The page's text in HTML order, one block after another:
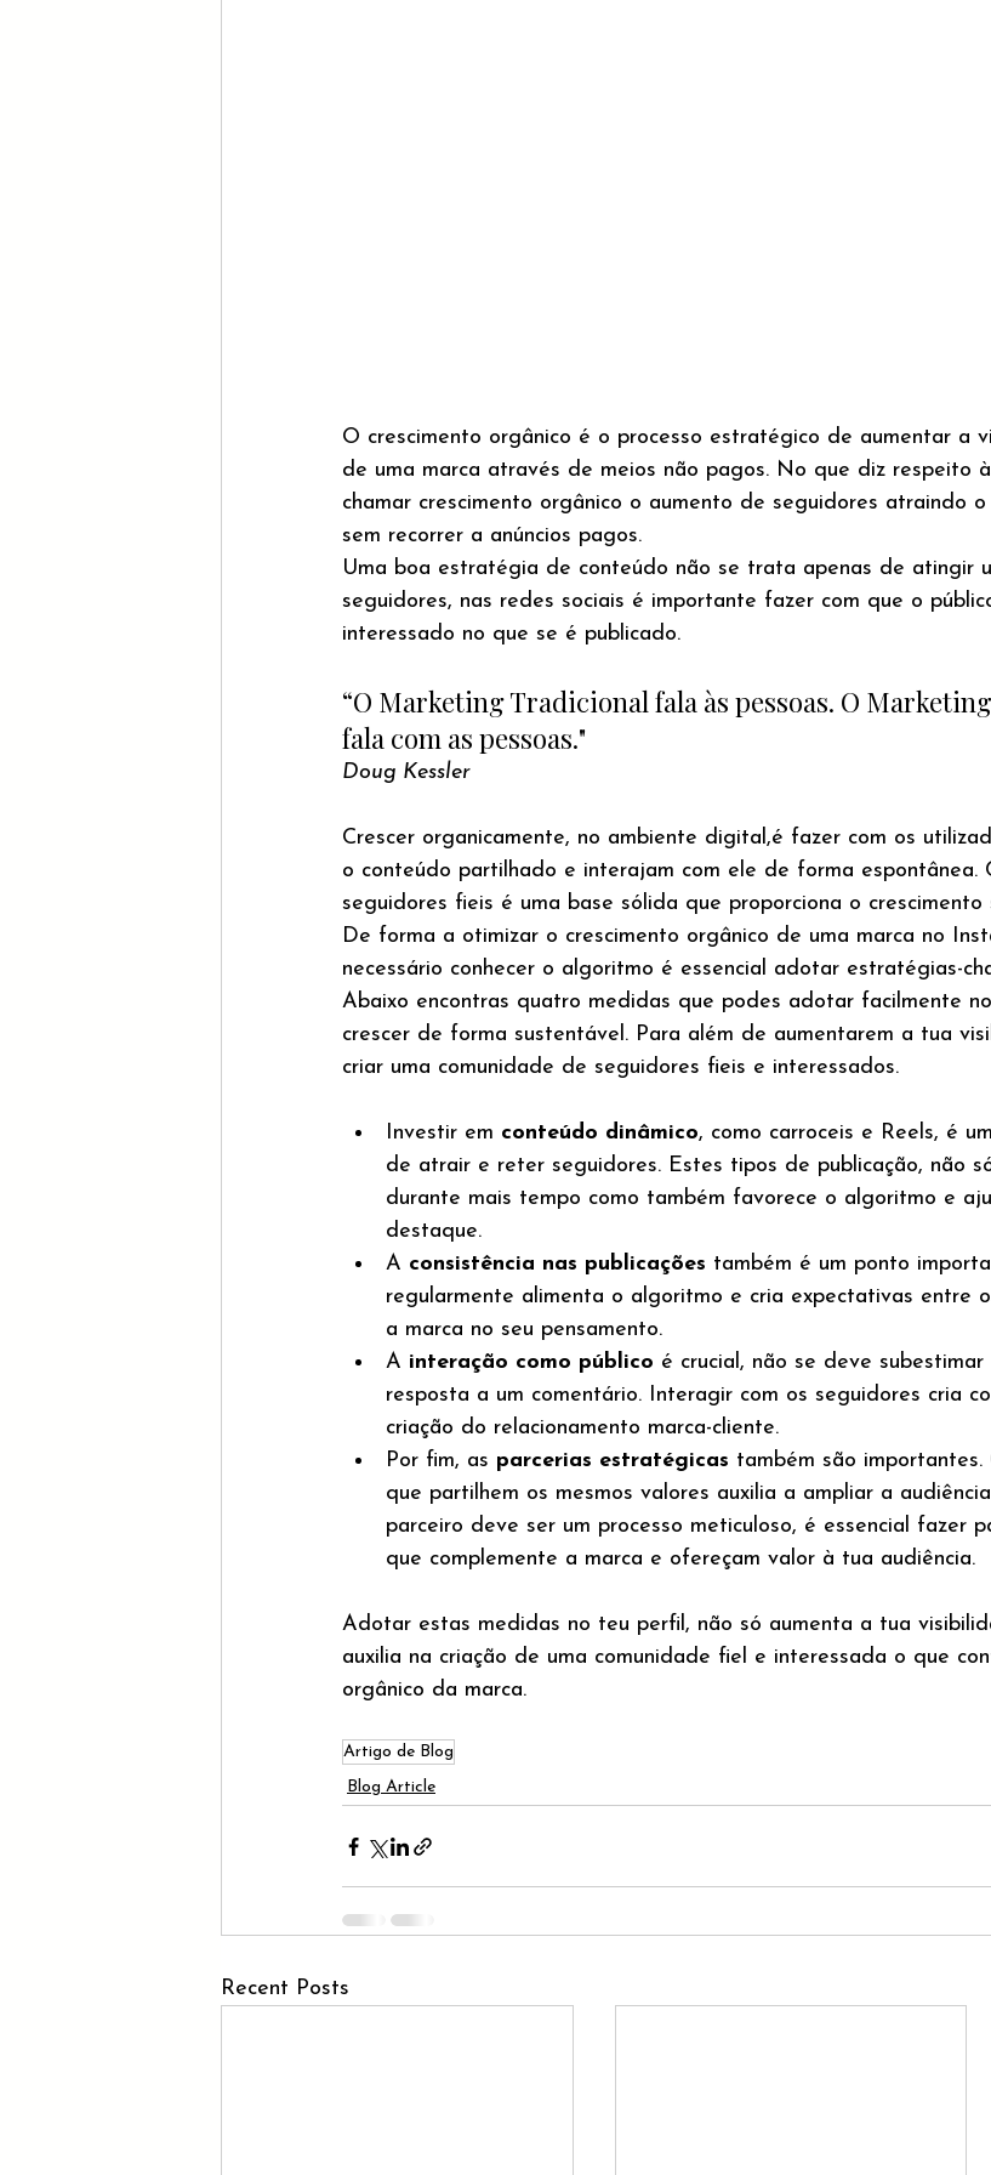
O crescimento orgânico é o processo estratégico de aumentar a
de uma marca através de meios não pagos. No que diz respeito
chamar crescimento orgânico o aumento de seguidores atraindo
sem recorrer a anúncios pagos.
Uma boa estratégia de conteúdo não se trata apenas de atingir
seguidores, nas redes sociais é importante fazer com que o
interessado no que se é publicado.
“O Marketing Tradicional fala às pessoas. O
fala com as pessoas."
Doug Kessler
Crescer organicamente, no ambiente digital,é fazer com os
o conteúdo partilhado e interajam com ele de forma espontânea.
seguidores fieis é uma base sólida que proporciona o
De forma a otimizar o crescimento orgânico de uma marca no
necessário conhecer o algoritmo é essencial adotar estratégias-
Abaixo encontras quatro medidas que podes adotar facilmente
crescer de forma sustentável. Para além de aumentarem a tua
criar uma comunidade de seguidores fieis e interessados.
Investir em conteúdo dinâmico, como carroceis e Reels, é
de atrair e reter seguidores. Estes tipos de publicação, não
durante mais tempo como também favorece o algoritmo e
destaque.
A consistência nas publicações também é um ponto
regularmente alimenta o algoritmo e cria expectativas entre
a marca no seu pensamento.
A interação como público é crucial, não se deve
resposta a um comentário. Interagir com os seguidores cria
criação do relacionamento marca-cliente.
Por fim, as parcerias estratégicas também são importantes.
que partilhem os mesmos valores auxilia a ampliar a
parceiro deve ser um processo meticuloso, é essencial fazer
que complemente a marca e ofereçam valor à tua audiência.
Adotar estas medidas no teu perfil, não só aumenta a tua
auxilia na criação de uma comunidade fiel e interessada o que
orgânico da marca.
Artigo de Blog
Blog Article
Recent Posts